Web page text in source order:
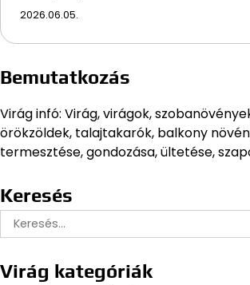
2026.06.05.
Bemutatkozás
Virág infó: Virág, virágok,
örökzöldek, talajtakarók, balkony
termesztése, gondozása, ültetése,
Keresés
Keresés:
Virág kategóriák